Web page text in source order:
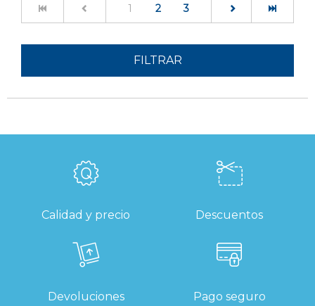
1 (current)
2 3
FILTRAR
Calidad y precio Descuentos
Devoluciones Pago seguro